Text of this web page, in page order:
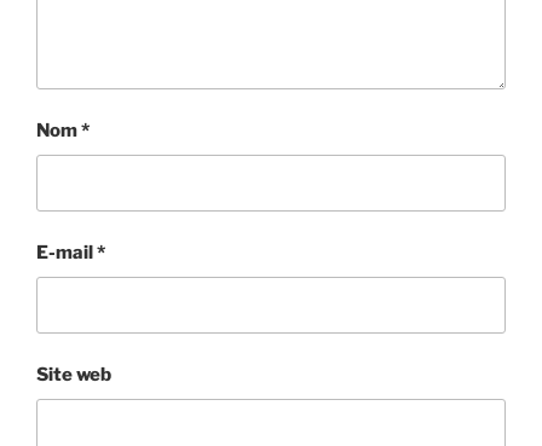
Nom*
E-mail*
Site web